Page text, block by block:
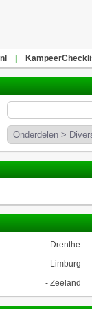
- Drenthe
- Limburg
- Zeeland